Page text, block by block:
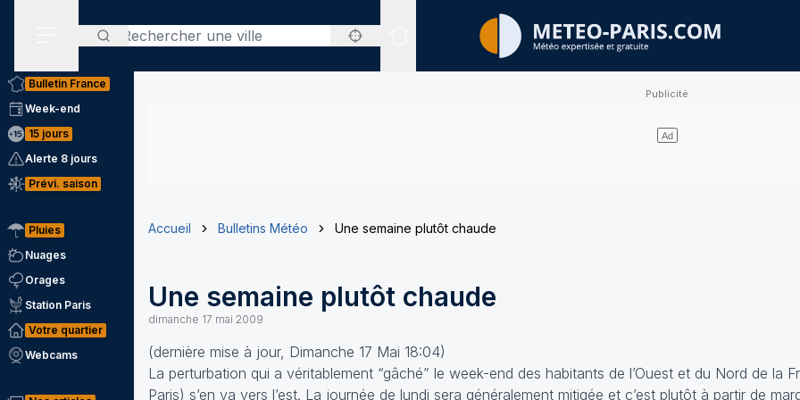
Rechercher
Sites expertisés
Bulletin France
Week-end
15 jours
Alerte 8 jours
Prévi. saison
Pluies
Nuages
Orages
Station Paris
Votre quartier
Webcams
Accueil Bulletins Météo Une semaine plutôt chaude
Une semaine plutôt chaude
dimanche 17 mai 2009
(dernière mise à jour, Dimanche 17 Mai 18:04)
La perturbation qui a véritablement “gâché” le week-end des habitants de l’Ouest et du Nord de la
Paris) s’en va vers l’est. La journée de lundi sera généralement mitigée et c’est plutôt à partir de